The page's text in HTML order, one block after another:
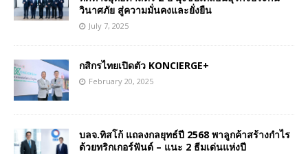
วินาศภัย สู่ความมั่นคงและยั่งยืน
July 7, 2025
กสิกรไทยเปิดตัว KONCIERGE+
February 20, 2025
บลจ.ทิสโก้ แถลงกลยุทธ์ปี 2568 พาลูกค้าสร้างกำไร
ด้วยทริกเกอร์ฟันด์ – แนะ 2 ธีมเด่นแห่งปี